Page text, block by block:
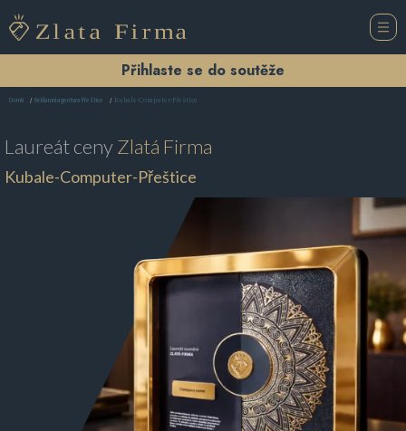
Přihlaste se do soutěže
Domů Reklamní agentura Přeštice Kubale-Computer-Přeštice
Laureát cenyZlatá Firma
Kubale-Computer-Přeštice